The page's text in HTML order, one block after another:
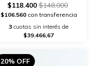
$118.400$148.000
$106.560con transferencia
3 cuotas sin interés de
$39.466,67
20% OFF